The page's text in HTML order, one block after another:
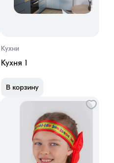
Кухни
Кухня 1
В корзину